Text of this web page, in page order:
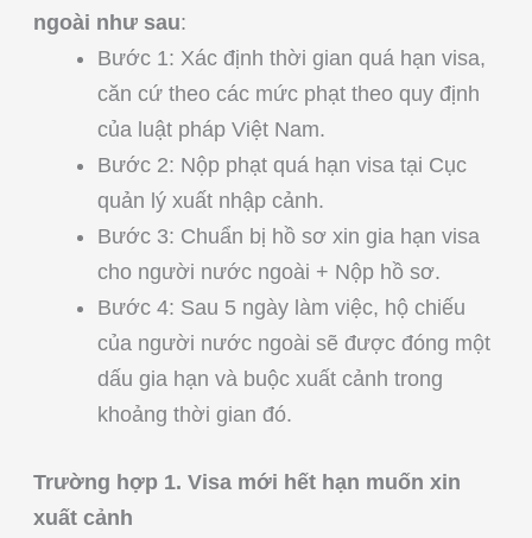
ngoài như sau:
Bước 1: Xác định thời gian quá hạn visa,
căn cứ theo các mức phạt theo quy định
của luật pháp Việt Nam.
Bước 2: Nộp phạt quá hạn visa tại Cục
quản lý xuất nhập cảnh.
Bước 3: Chuẩn bị hồ sơ xin gia hạn visa
cho người nước ngoài + Nộp hồ sơ.
Bước 4: Sau 5 ngày làm việc, hộ chiếu
của người nước ngoài sẽ được đóng một
dấu gia hạn và buộc xuất cảnh trong
khoảng thời gian đó.
Trường hợp 1. Visa mới hết hạn muốn xin
xuất cảnh